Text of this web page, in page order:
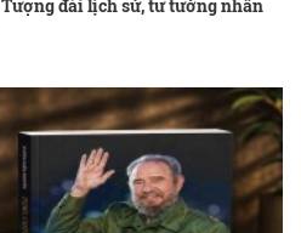
đài lịch sử, tư tưởng nhân